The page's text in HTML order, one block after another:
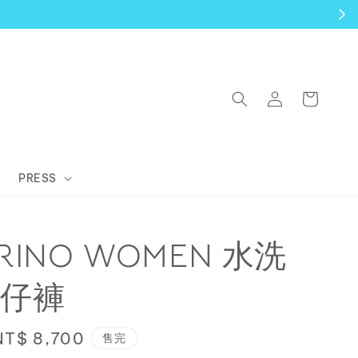
PRESS
WOMEN 水洗
褲
8,700 售完